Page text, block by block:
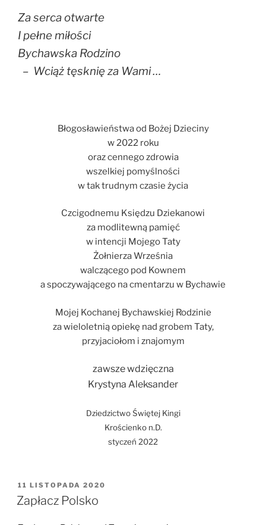
Za serca otwarte
I pełne miłości
Bychawska Rodzino
– Wciąż tęsknię za Wami …
Błogosławieństwa od Bożej Dzieciny
w 2022 roku
oraz cennego zdrowia
wszelkiej pomyślności
w tak trudnym czasie życia
Czcigodnemu Księdzu Dziekanowi
za modlitewną pamięć
w intencji Mojego Taty
Żołnierza Września
walczącego pod Kownem
a spoczywającego na cmentarzu w Bychawie
Mojej Kochanej Bychawskiej Rodzinie
za wieloletnią opiekę nad grobem Taty,
przyjaciołom i znajomym
zawsze wdzięczna
Krystyna Aleksander
Dziedzictwo Świętej Kingi
Krościenko n.D.
styczeń 2022
OPUBLIKOWANE
W
11 LISTOPADA 2020
Zapłacz Polsko